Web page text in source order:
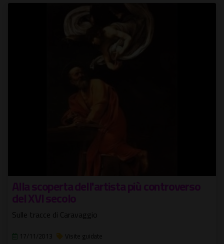
Alla scoperta dell'artista più controverso
del XVI secolo
Sulle tracce di Caravaggio
17/11/2013 Visite guidate